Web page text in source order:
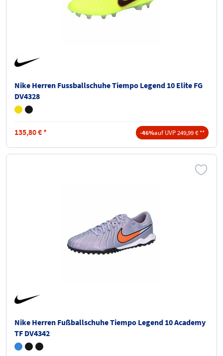
Nike Herren Fussballschuhe Tiempo Legend 10 Elite FG
DV4328
135,80€ * -46%auf UVP 249,99 € **
Nike Herren Fußballschuhe Tiempo Legend 10 Academy
TF DV4342